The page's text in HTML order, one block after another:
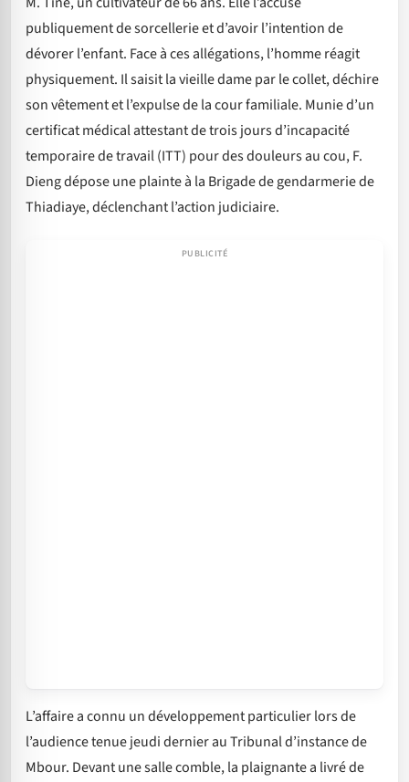
publiquement de sorcellerie et d’avoir l’intention de
dévorer l’enfant. Face à ces allégations, l’homme réagit
physiquement. Il saisit la vieille dame par le collet, déchire
son vêtement et l’expulse de la cour familiale. Munie d’un
certificat médical attestant de trois jours d’incapacité
temporaire de travail (ITT) pour des douleurs au cou, F.
Dieng dépose une plainte à la Brigade de gendarmerie de
Thiadiaye, déclenchant l’action judiciaire.
L’affaire a connu un développement particulier lors de
l’audience tenue jeudi dernier au Tribunal d’instance de
Mbour. Devant une salle comble, la plaignante a livré de